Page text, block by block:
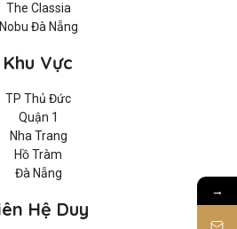
The Classia
Nobu Đà Nẵng
Khu Vực
TP Thủ Đức
Quận 1
Nha Trang
Hồ Tràm
Đà Nẵng
Hệ Duy
→